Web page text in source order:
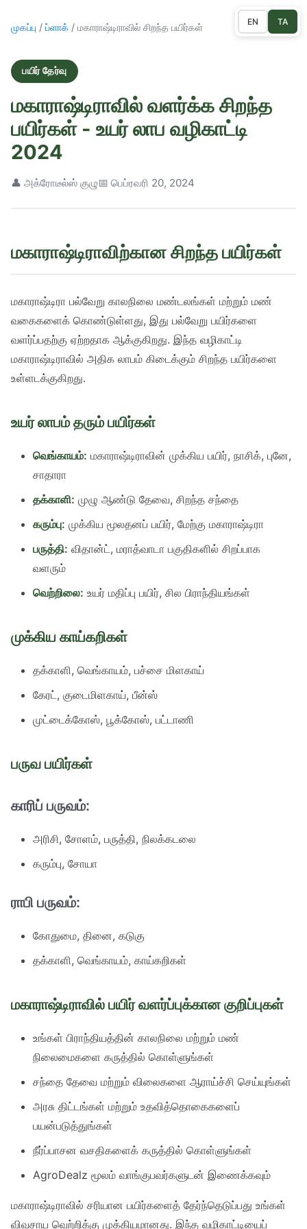
EN TA
முகப்பு / ப்ளாக் / மகாராஷ்டிராவில் சிறந்த பயிர்கள்
பயிர் தேர்வு
மகாராஷ்டிராவில் வளர்க்க சிறந்த
பயிர்கள் - உயர் லாப வழிகாட்டி
2024
👤 அக்ரோடீல்ஸ் குழு📅 பெப்ரவரி 20, 2024
மகாராஷ்டிராவிற்கான சிறந்த பயிர்கள்
மகாராஷ்டிரா பல்வேறு காலநிலை மண்டலங்கள் மற்றும் மண்
வகைகளைக் கொண்டுள்ளது, இது பல்வேறு பயிர்களை
வளர்ப்பதற்கு ஏற்றதாக ஆக்குகிறது. இந்த வழிகாட்டி
மகாராஷ்டிராவில் அதிக லாபம் கிடைக்கும் சிறந்த பயிர்களை
உள்ளடக்குகிறது.
உயர் லாபம் தரும் பயிர்கள்
வெங்காயம்: மகாராஷ்டிராவின் முக்கிய பயிர், நாசிக், புனே,
சாதாரா
தக்காளி: முழு ஆண்டு தேவை, சிறந்த சந்தை
கரும்பு: முக்கிய மூலதனப் பயிர், மேற்கு மகாராஷ்டிரா
பருத்தி: விதான்ட், மராத்வாடா பகுதிகளில் சிறப்பாக
வளரும்
வெற்றிலை: உயர் மதிப்பு பயிர், சில பிராந்தியங்கள்
முக்கிய காய்கறிகள்
தக்காளி, வெங்காயம், பச்சை மிளகாய்
கேரட், குடைமிளகாய், பீன்ஸ்
முட்டைக்கோஸ், பூக்கோஸ், பட்டாணி
பருவ பயிர்கள்
காரிப் பருவம்:
அரிசி, சோளம், பருத்தி, நிலக்கடலை
கரும்பு, சோயா
ராபி பருவம்:
கோதுமை, தினை, கடுகு
தக்காளி, வெங்காயம், காய்கறிகள்
மகாராஷ்டிராவில் பயிர் வளர்ப்புக்கான குறிப்புகள்
உங்கள் பிராந்தியத்தின் காலநிலை மற்றும் மண்
நிலைமைகளை கருத்தில் கொள்ளுங்கள்
சந்தை தேவை மற்றும் விலைகளை ஆராய்ச்சி செய்யுங்கள்
அரசு திட்டங்கள் மற்றும் உதவித்தொகைகளைப்
பயன்படுத்துங்கள்
நீர்ப்பாசன வசதிகளைக் கருத்தில் கொள்ளுங்கள்
AgroDealz மூலம் வாங்குபவர்களுடன் இணைக்கவும்
மகாராஷ்டிராவில் சரியான பயிர்களைத் தேர்ந்தெடுப்பது உங்கள்
விவசாய வெற்றிக்கு முக்கியமானது. இந்த வழிகாட்டியைப்